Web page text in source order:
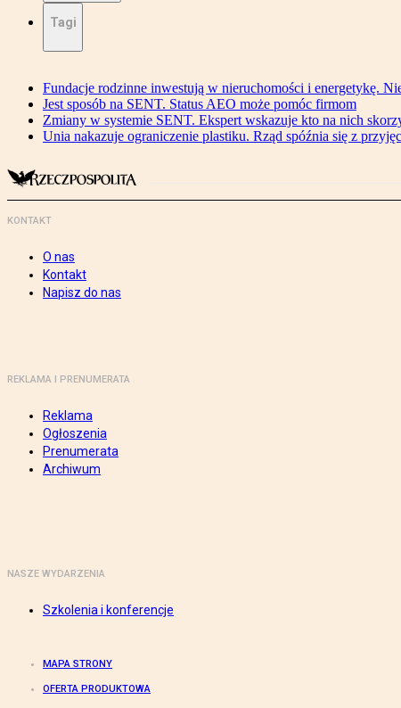
Tagi
Fundacje rodzinne inwestują w nieruchomości i energetykę.
Jest sposób na SENT. Status AEO może pomóc firmom
Zmiany w systemie SENT. Ekspert wskazuje kto na nich
Unia nakazuje ograniczenie plastiku. Rząd spóźnia się z
KONTAKT
O nas
Kontakt
Napisz do nas
REKLAMA I PRENUMERATA
Reklama
Ogłoszenia
Prenumerata
Archiwum
NASZE WYDARZENIA
Szkolenia i konferencje
MAPA STRONY
OFERTA PRODUKTOWA